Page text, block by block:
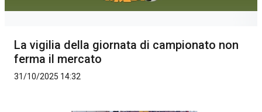
La vigilia della giornata di campionato non
ferma il mercato
31/10/2025 14:32